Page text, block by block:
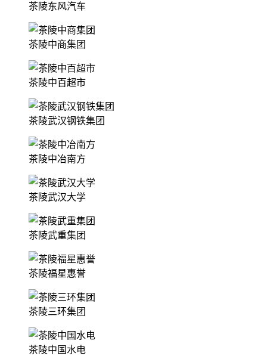
茶陵东风汽车
茶陵中商集团
茶陵中百超市
茶陵武汉钢铁集团
茶陵中冶南方
茶陵武汉大学
茶陵武重集团
茶陵福星惠誉
茶陵三环集团
茶陵中国水电